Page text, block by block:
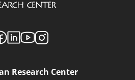
Research Center